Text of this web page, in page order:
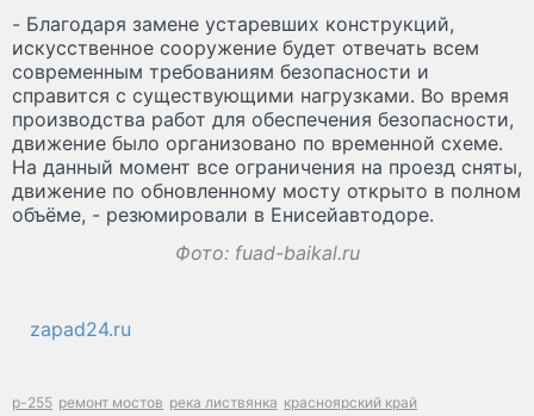
- Благодаря замене устаревших конструкций,
искусственное сооружение будет отвечать всем
современным требованиям безопасности и
справится с существующими нагрузками. Во время
производства работ для обеспечения безопасности,
движение было организовано по временной схеме.
На данный момент все ограничения на проезд сняты,
движение по обновленному мосту открыто в полном
объёме, - резюмировали в Енисейавтодоре.
Фото: fuad-baikal.ru
zapad24.ru
р-255 ремонт мостов река листвянка красноярский край